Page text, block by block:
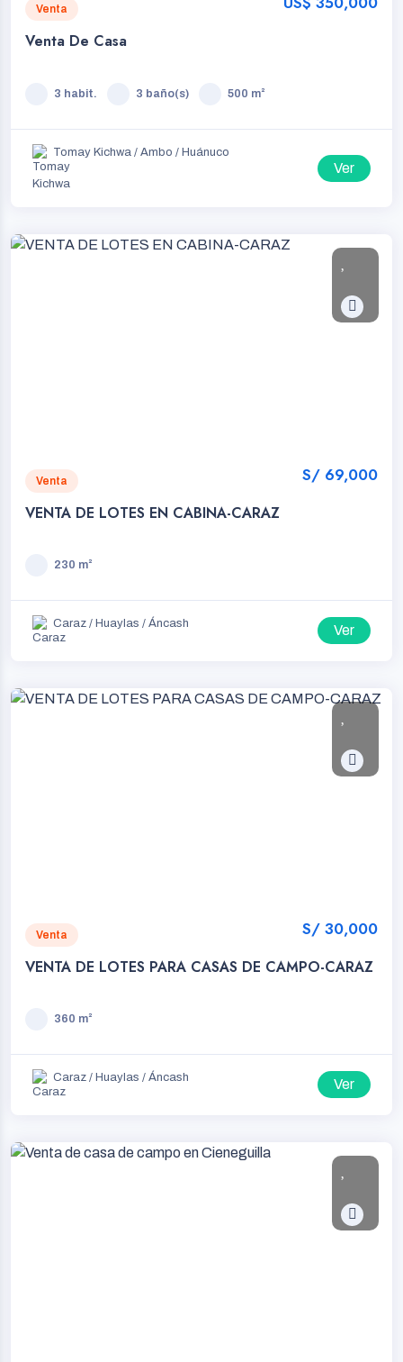
Venta
Venta De Casa
3 habit. 3 baño(s) 500 m²
Tomay Kichwa / Ambo / Huánuco
Ver
Venta S/ 69,000
VENTA DE LOTES EN CABINA-CARAZ
230 m²
Caraz / Huaylas / Áncash Ver
Venta S/ 30,000
VENTA DE LOTES PARA CASAS DE CAMPO-CARAZ
360 m²
Caraz / Huaylas / Áncash Ver